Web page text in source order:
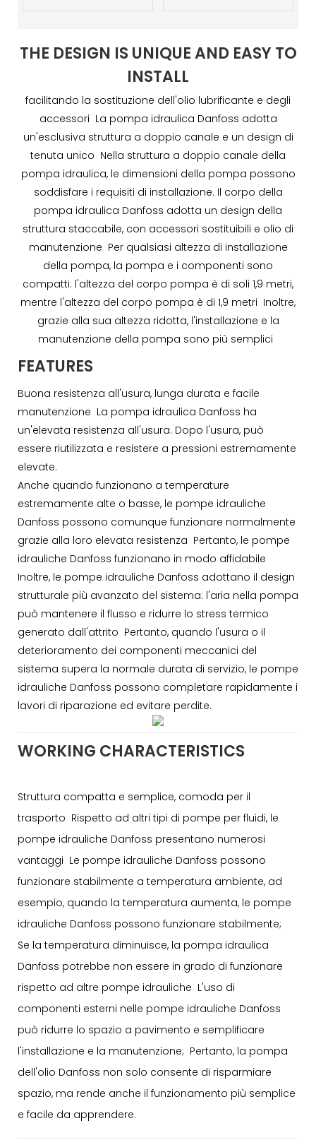
THE DESIGN IS UNIQUE AND EASY TO
INSTALL
facilitando la sostituzione dell'olio lubrificante e degli
accessori La pompa idraulica Danfoss adotta
un'esclusiva struttura a doppio canale e un design di
tenuta unico Nella struttura a doppio canale della
pompa idraulica, le dimensioni della pompa possono
soddisfare i requisiti di installazione. Il corpo della
pompa idraulica Danfoss adotta un design della
struttura staccabile, con accessori sostituibili e olio di
manutenzione Per qualsiasi altezza di installazione
della pompa, la pompa e i componenti sono
compatti: l'altezza del corpo pompa è di soli 1,9 metri,
mentre l'altezza del corpo pompa è di 1,9 metri Inoltre,
grazie alla sua altezza ridotta, l'installazione e la
manutenzione della pompa sono più semplici
FEATURES
Buona resistenza all'usura, lunga durata e facile
manutenzione La pompa idraulica Danfoss ha
un'elevata resistenza all'usura. Dopo l'usura, può
essere riutilizzata e resistere a pressioni estremamente
elevate.
Anche quando funzionano a temperature
estremamente alte o basse, le pompe idrauliche
Danfoss possono comunque funzionare normalmente
grazie alla loro elevata resistenza Pertanto, le pompe
idrauliche Danfoss funzionano in modo affidabile
Inoltre, le pompe idrauliche Danfoss adottano il design
strutturale più avanzato del sistema: l'aria nella pompa
può mantenere il flusso e ridurre lo stress termico
generato dall'attrito Pertanto, quando l'usura o il
deterioramento dei componenti meccanici del
sistema supera la normale durata di servizio, le pompe
idrauliche Danfoss possono completare rapidamente i
lavori di riparazione ed evitare perdite.
WORKING CHARACTERISTICS
Struttura compatta e semplice, comoda per il
trasporto Rispetto ad altri tipi di pompe per fluidi, le
pompe idrauliche Danfoss presentano numerosi
vantaggi Le pompe idrauliche Danfoss possono
funzionare stabilmente a temperatura ambiente, ad
esempio, quando la temperatura aumenta, le pompe
idrauliche Danfoss possono funzionare stabilmente;
Se la temperatura diminuisce, la pompa idraulica
Danfoss potrebbe non essere in grado di funzionare
rispetto ad altre pompe idrauliche L'uso di
componenti esterni nelle pompe idrauliche Danfoss
può ridurre lo spazio a pavimento e semplificare
l'installazione e la manutenzione; Pertanto, la pompa
dell'olio Danfoss non solo consente di risparmiare
spazio, ma rende anche il funzionamento più semplice
e facile da apprendere.